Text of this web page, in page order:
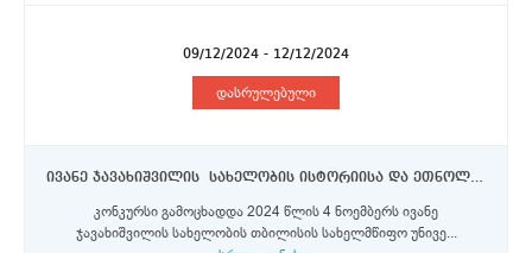
09/12/2024 - 12/12/2024
დასრულებული
ივანე ჯავახიშვილის სახელობის ისტორიისა და ეთნოლოგიის ინსტიტუტი- - უფროსი მეცნიერი თანამშრომელი
კონკურსი გამოცხადდა 2024 წლის 4 ნოემბერს ივანე
ჯავახიშვილის სახელობის თბილისის სახელმწიფო უნივე...